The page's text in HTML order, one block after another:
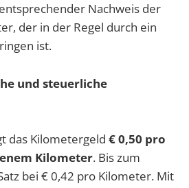
Nachweis der
der in der Regel durch ein
ist.
und steuerliche
das Kilometergeld € 0,50 pro
Kilometer. Bis zum
bei € 0,42 pro Kilometer. Mit